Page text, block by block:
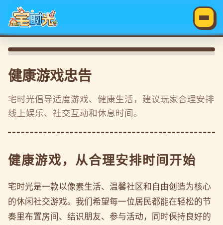
健康游戏忠告
宅时光倡导适度游戏、健康生活，建议玩家合理安排
线上娱乐、社交互动和休息时间。
健康游戏，从合理安排时间开始
宅时光是一款以像素生活、温馨社区和自由创造为核心
的休闲社交游戏。我们希望每一位居民都能在轻松的节
奏里布置房间、结识朋友、参与活动，同时保持良好的